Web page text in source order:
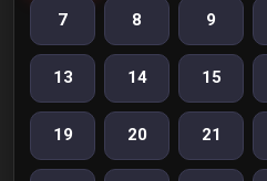
7 8 9
13 14 15
19 20 21